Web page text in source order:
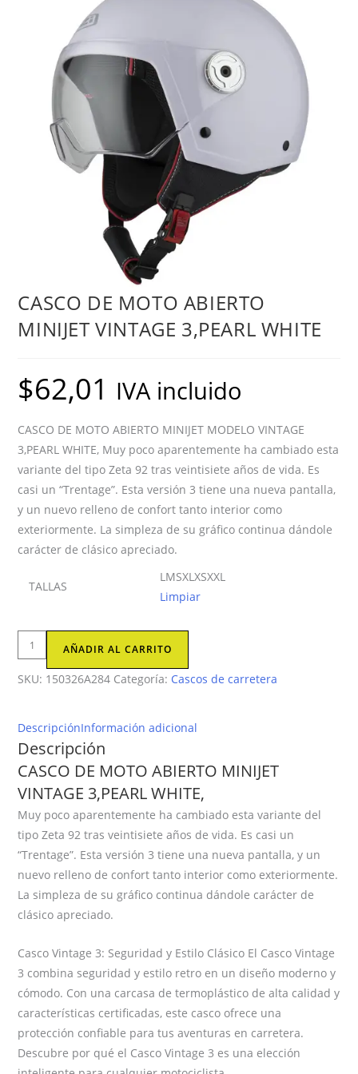
CASCO DE MOTO ABIERTO
MINIJET VINTAGE 3,PEARL WHITE
$62,01 IVA incluido
CASCO DE MOTO ABIERTO MINIJET MODELO VINTAGE
3,PEARL WHITE, Muy poco aparentemente ha cambiado esta
variante del tipo Zeta 92 tras veintisiete años de vida. Es
casi un “Trentage”. Esta versión 3 tiene una nueva pantalla,
y un nuevo relleno de confort tanto interior como
exteriormente. La simpleza de su gráfico continua dándole
carácter de clásico apreciado.
TALLAS
LMSXLXSXXL
Limpiar
CASCO
DE
MOTO
MINIJET
VINTAGE
WHITE
cantidad
AÑADIR AL CARRITO
SKU: 150326A284 Categoría: Cascos de carretera
DescripciónInformación adicional
Descripción
CASCO DE MOTO ABIERTO MINIJET
VINTAGE 3,PEARL WHITE,
Muy poco aparentemente ha cambiado esta variante del
tipo Zeta 92 tras veintisiete años de vida. Es casi un
“Trentage”. Esta versión 3 tiene una nueva pantalla, y un
nuevo relleno de confort tanto interior como exteriormente.
La simpleza de su gráfico continua dándole carácter de
clásico apreciado.
Casco Vintage 3: Seguridad y Estilo Clásico El Casco Vintage
3 combina seguridad y estilo retro en un diseño moderno y
cómodo. Con una carcasa de termoplástico de alta calidad y
características certificadas, este casco ofrece una
protección confiable para tus aventuras en carretera.
Descubre por qué el Casco Vintage 3 es una elección